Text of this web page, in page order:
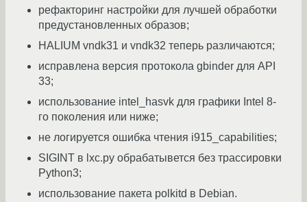
рефакторинг настройки для лучшей обработки
предустановленных образов;
HALIUM vndk31 и vndk32 теперь различаются;
исправлена версия протокола gbinder для API
33;
использование intel_hasvk для графики Intel 8-
го поколения или ниже;
не логируется ошибка чтения i915_capabilities;
SIGINT в lxc.py обрабатывется без трассировки
Python3;
использование пакета polkitd в Debian.